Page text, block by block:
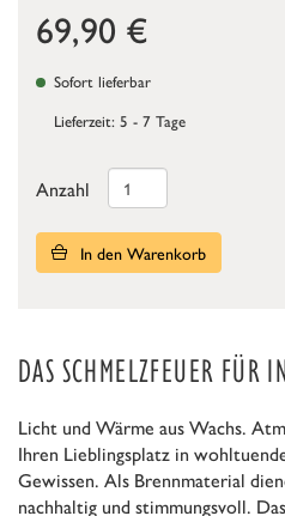
69,90 €
Sofort lieferbar
Lieferzeit: 5 - 7 Tage
Anzahl
In den Warenkorb
DAS SCHMELZFEUER FÜR
Licht und Wärme aus Wachs.
Ihren Lieblingsplatz in
Gewissen. Als Brennmaterial
nachhaltig und stimmungsvoll.